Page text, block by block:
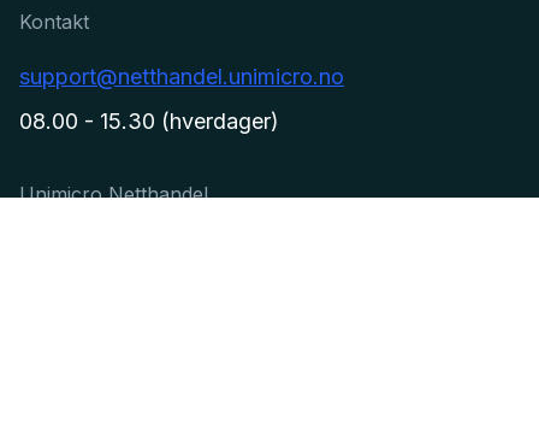
Kontakt
support@netthandel.unimicro.no
08.00 - 15.30 (hverdager)
Unimicro Netthandel